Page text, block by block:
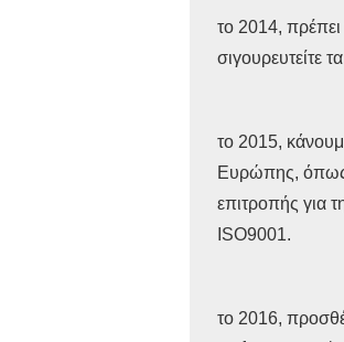
το 2014,
σιγουρευτείτε
το 2015,
Ευρώπης, όπως
επιτροπής για
ISO9001.
το 2016,